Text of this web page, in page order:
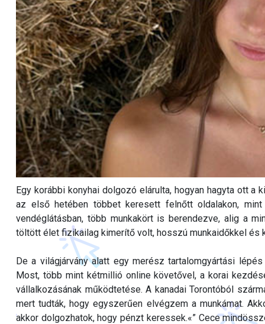
Egy korábbi konyhai dolgozó elárulta, hogyan hagyta ott
az első hetében többet keresett felnőtt oldalakon,
vendéglátásban, több munkakört is berendezve, alig a
töltött élet fizikailag kimerítő volt, hosszú munkaidőkkel és
De a világjárvány alatt egy merész tartalomgyártási
Most, több mint kétmillió online követővel, a korai
vállalkozásának működtetése. A kanadai Torontóból
mert tudták, hogy egyszerűen elvégzem a munkámat.
akkor dolgozhatok, hogy pénzt keressek.«” Cece